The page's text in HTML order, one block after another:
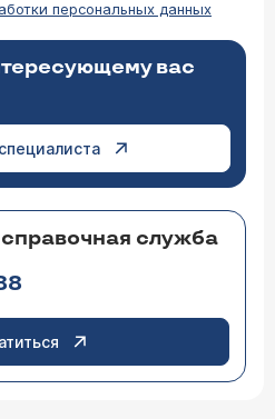
персональных данных
вас
служба